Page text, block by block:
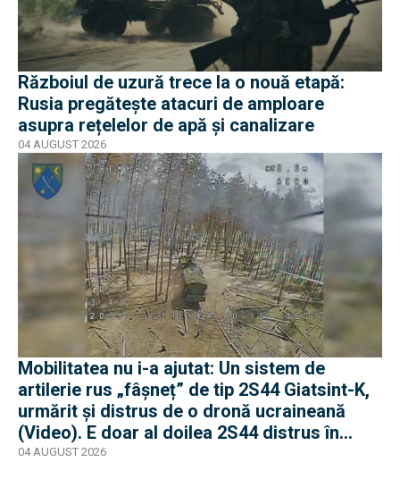
Războiul de uzură trece la o nouă etapă:
Rusia pregătește atacuri de amploare
asupra rețelelor de apă și canalizare
04 AUGUST 2026
Mobilitatea nu i-a ajutat: Un sistem de
artilerie rus „fâșneț” de tip 2S44 Giatsint-K,
urmărit și distrus de o dronă ucraineană
(Video). E doar al doilea 2S44 distrus în
război
04 AUGUST 2026